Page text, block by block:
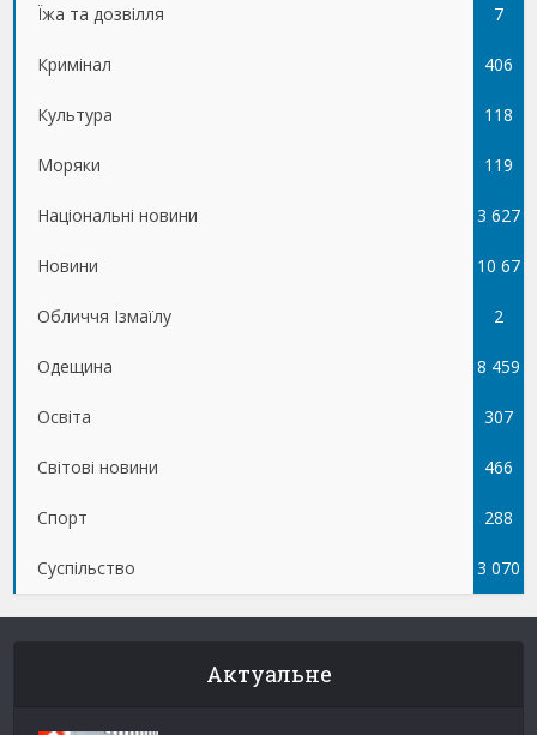
Їжа та дозвілля 7
Кримінал 406
Культура 118
Моряки 119
Національні новини 3 627
Новини 10 67
5
Обличчя Ізмаїлу 2
Одещина 8 459
Освіта 307
Світові новини 466
Спорт 288
Суспільство 3 070
Актуальне